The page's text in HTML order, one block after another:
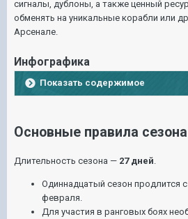
сигналы, дублоны, а также ценный
обменять на уникальные корабли или
Арсенале.
Инфографика
Показать содержимое
Основные правила сезона
Длительность сезона — 27 дней
Одиннадцатый сезон продлится
февраля.
Для участия в ранговых боях